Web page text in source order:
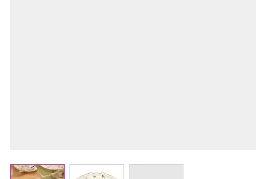
View larger imageView larger image